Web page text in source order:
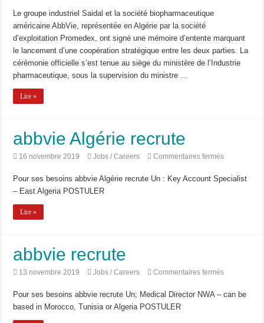
AbbVie
partenariat
stratégique
en
Algérie
Le groupe industriel Saidal et la société biopharmaceutique
américaine AbbVie, représentée en Algérie par la société
d’exploitation Promedex, ont signé une mémoire d’entente marquant
le lancement d’une coopération stratégique entre les deux parties. La
cérémonie officielle s’est tenue au siège du ministère de l’Industrie
pharmaceutique, sous la supervision du ministre …
Lire »
abbvie Algérie recrute
16 novembre 2019 Jobs / Careers Commentaires ferméssur
recrute
Pour ses besoins abbvie Algérie recrute Un : Key Account Specialist
– East Algeria POSTULER
Lire »
abbvie recrute
13 novembre 2019 Jobs / Careers Commentaires ferméssur
Pour ses besoins abbvie recrute Un; Medical Director NWA – can be
based in Morocco, Tunisia or Algeria POSTULER